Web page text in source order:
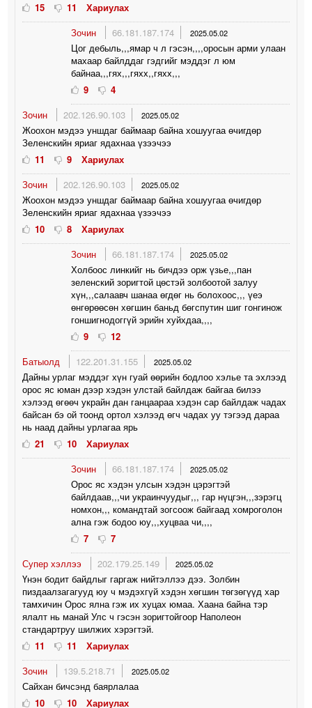
15
11
Хариулах
Зочин
66.181.187.174 2025.05.02
Цог дебыль,,,ямар ч л гэсэн,,,,оросын арми улаан
махаар байлддаг гэдгийг мэддэг л юм
байнаа,,,гях,,,гяхх,,гяхх,,,
9
4
Зочин
202.126.90.103 2025.05.02
Жоохон мэдээ уншдаг баймаар байна хошуугаа өчигдөр
Зеленскийн яриаг ядахнаа үзээчээ
11
9
Хариулах
Зочин
202.126.90.103 2025.05.02
Жоохон мэдээ уншдаг баймаар байна хошуугаа өчигдөр
Зеленскийн яриаг ядахнаа үзээчээ
10
8
Хариулах
Зочин
66.181.187.174 2025.05.02
Холбоос линкийг нь бичдээ орж үзье,,,пан
зеленский зоригтой цөстэй золбоотой залуу
хүн,,,салаавч шанаа өгдөг нь болохоос,,, үеэ
өнгөрөөсөн хөгшин баньд бөгспутин шиг гонгинож
гоншигнодоггүй эрийн хуйхдаа,,,,
9
12
Батыолд
122.201.31.155 2025.05.02
Дайны урлаг мэддэг хүн гуай өөрийн бодлоо хэлье та эхлээд
орос яс юман дээр хэдэн улстай байлдаж байгаа билээ
хэлээд өгөөч украйн дан ганцаараа хэдэн сар байлдаж чадах
байсан бэ ой тоонд ортол хэлээд өгч чадах уу тэгээд дараа
нь наад дайны урлагаа ярь
21
10
Хариулах
Зочин
66.181.187.174 2025.05.02
Орос яс хэдэн улсын хэдэн цэрэгтэй
байлдаав,,,чи украинчуудыг,,, гар нүцгэн,,,зэрэгц
номхон,,, командтай зогсоож байгаад хомроголон
ална гэж бодоо юу,,,хуцваа чи,,,,
7
7
Супер хэллээ
202.179.25.149 2025.05.02
Үнэн бодит байдлыг гаргаж нийтэллээ дээ. Золбин
пиздаалзагагууд юу ч мэдэхгүй хэдэн хөгшин төгзөгүүд хар
тамхичин Орос ялна гэж их хуцах юмаа. Хаана байна тэр
ялалт нь манай Улс ч гэсэн зоригтойгоор Наполеон
стандартруу шилжих хэрэгтэй.
11
11
Хариулах
Зочин
139.5.218.71 2025.05.02
Сайхан бичсэнд баярлалаа
10
10 Хариулах